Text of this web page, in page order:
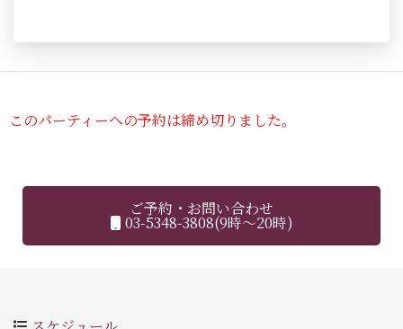
このパーティーへの予約は締め切りました。
ご予約・お問い合わせ
03-5348-3808(9時～20時)